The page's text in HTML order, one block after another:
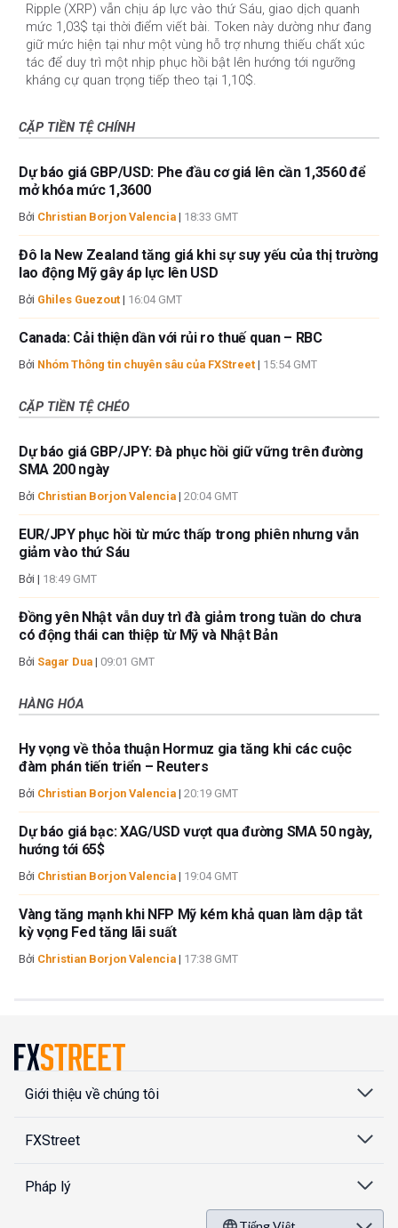
Ripple (XRP) vẫn chịu áp lực vào thứ Sáu, giao dịch quanh
mức 1,03$ tại thời điểm viết bài. Token này dường như đang
giữ mức hiện tại như một vùng hỗ trợ nhưng thiếu chất xúc
tác để duy trì một nhịp phục hồi bật lên hướng tới ngưỡng
kháng cự quan trọng tiếp theo tại 1,10$.
CẶP TIỀN TỆ CHÍNH
Dự báo giá GBP/USD: Phe đầu cơ giá lên cần 1,3560 để
mở khóa mức 1,3600
Bởi Christian Borjon Valencia | 18:33 GMT
Đô la New Zealand tăng giá khi sự suy yếu của thị trường
lao động Mỹ gây áp lực lên USD
Bởi Ghiles Guezout | 16:04 GMT
Canada: Cải thiện dần với rủi ro thuế quan – RBC
Bởi Nhóm Thông tin chuyên sâu của FXStreet | 15:54 GMT
CẶP TIỀN TỆ CHÉO
Dự báo giá GBP/JPY: Đà phục hồi giữ vững trên đường
SMA 200 ngày
Bởi Christian Borjon Valencia | 20:04 GMT
EUR/JPY phục hồi từ mức thấp trong phiên nhưng vẫn
giảm vào thứ Sáu
Bởi | 18:49 GMT
Đồng yên Nhật vẫn duy trì đà giảm trong tuần do chưa
có động thái can thiệp từ Mỹ và Nhật Bản
Bởi Sagar Dua | 09:01 GMT
HÀNG HÓA
Hy vọng về thỏa thuận Hormuz gia tăng khi các cuộc
đàm phán tiến triển – Reuters
Bởi Christian Borjon Valencia | 20:19 GMT
Dự báo giá bạc: XAG/USD vượt qua đường SMA 50 ngày,
hướng tới 65$
Bởi Christian Borjon Valencia | 19:04 GMT
Vàng tăng mạnh khi NFP Mỹ kém khả quan làm dập tắt
kỳ vọng Fed tăng lãi suất
Bởi Christian Borjon Valencia | 17:38 GMT
Giới thiệu về chúng tôi
FXStreet
Pháp lý